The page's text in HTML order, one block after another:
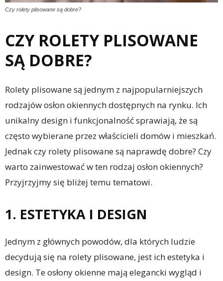
Czy rolety plisowane są dobre?
CZY ROLETY PLISOWANE
SĄ DOBRE?
Rolety plisowane są jednym z najpopularniejszych
rodzajów osłon okiennych dostępnych na rynku. Ich
unikalny design i funkcjonalność sprawiają, że są
często wybierane przez właścicieli domów i mieszkań.
Jednak czy rolety plisowane są naprawdę dobre? Czy
warto zainwestować w ten rodzaj osłon okiennych?
Przyjrzyjmy się bliżej temu tematowi.
1. ESTETYKA I DESIGN
Jednym z głównych powodów, dla których ludzie
decydują się na rolety plisowane, jest ich estetyka i
design. Te osłony okienne mają elegancki wygląd i